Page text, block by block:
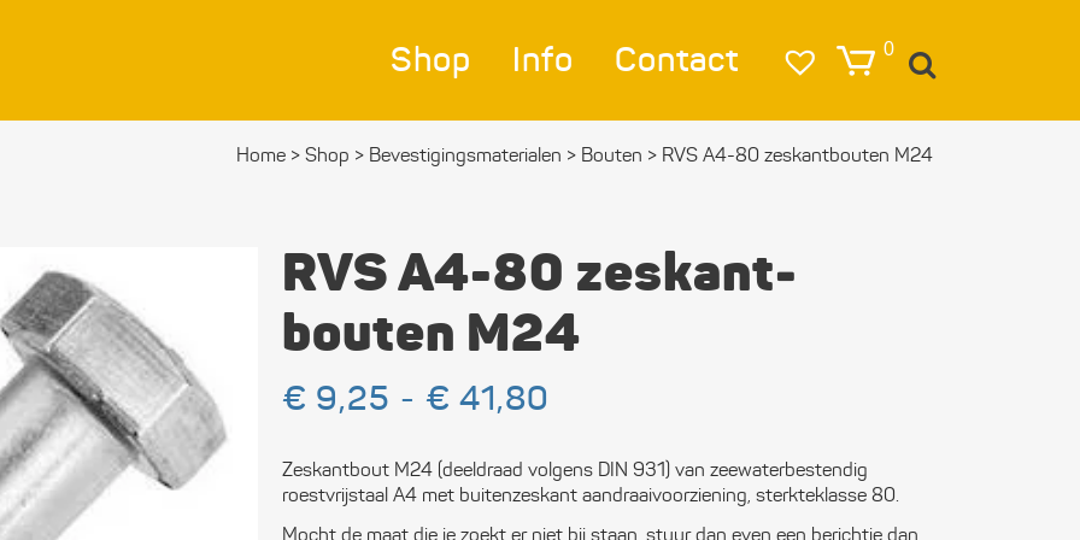
0
Shop
Verlichting
Afmeren & Ankeren
Zeilkleding
materialen
Elektra en
Info Contact
Home > Shop > Bevestigings­­materialen > Bouten > RVS A4-80 zeskant­bouten M24
RVS A4-80 zeskant­
bouten M24
€ 9,25 - € 41,80
€ 41,80
Zeskantbout M24 (deeldraad volgens DIN 931) van zeewaterbestendig
roestvrijstaal A4 met buitenzeskant aandraaivoorziening, sterkteklasse 80.
Mocht de maat die je zoekt er niet bij staan, stuur dan even een berichtje dan